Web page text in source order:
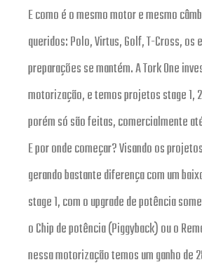
E como é o mesmo motor e mesmo
queridos: Polo, Virtus, Golf, T-Cross, os
preparações se mantém. A Tork One
motorização, e temos projetos stage 1,
porém só são feitas, comercialmente
E por onde começar? Visando os
gerando bastante diferença com um
stage 1, com o upgrade de potência
o Chip de potência (Piggyback) ou o
nessa motorização temos um ganho de